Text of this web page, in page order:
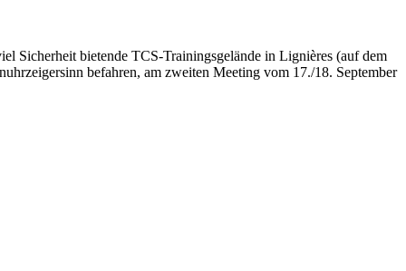
Sicherheit bietende TCS-Trainingsgelände in Lignières (auf dem
befahren, am zweiten Meeting vom 17./18. September